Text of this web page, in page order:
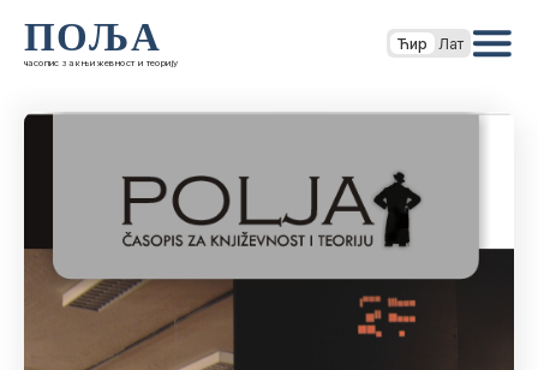
ПОЉА
часопис за књижевност и теорију
Ћир Лат